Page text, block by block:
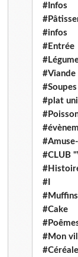
#Infos
#infos
#Entrée
#Viande
#Soupes
#plat
#CLUB
#I
#Muffins
#Cake
#Mon